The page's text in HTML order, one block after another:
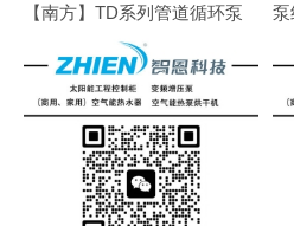
【南方】TD系列管道循环泵 泵